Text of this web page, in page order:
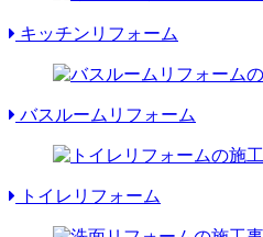
キッチンリフォーム
バスルームリフォーム
トイレリフォーム